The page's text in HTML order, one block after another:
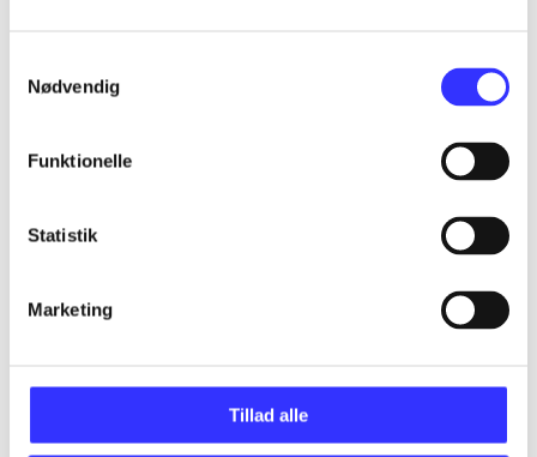
Nødvendig
Funktionelle
Statistik
Marketing
Tillad alle
...
Minder om